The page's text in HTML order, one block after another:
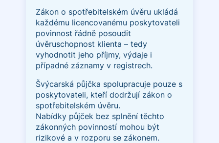
Zákon o spotřebitelském úvěru ukládá
každému licencovanému poskytovateli
povinnost řádně posoudit
úvěruschopnost klienta – tedy
vyhodnotit jeho příjmy, výdaje i
případné záznamy v registrech.
Švýcarská půjčka spolupracuje pouze s
poskytovateli, kteří dodržují zákon o
spotřebitelském úvěru.
Nabídky půjček bez splnění těchto
zákonných povinností mohou být
rizikové a v rozporu se zákonem.